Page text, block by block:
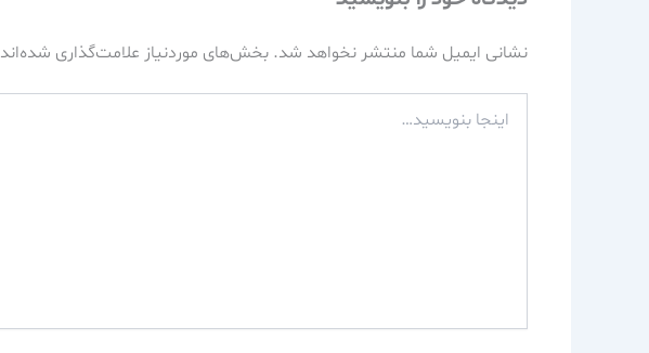
نشانی ایمیل شما منتشر نخواهد شد. بخش‌های موردنیاز علامت‌گذاری شده‌اند
بنویسید…